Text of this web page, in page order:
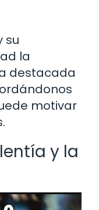
su
la
destacada
motivar
y la